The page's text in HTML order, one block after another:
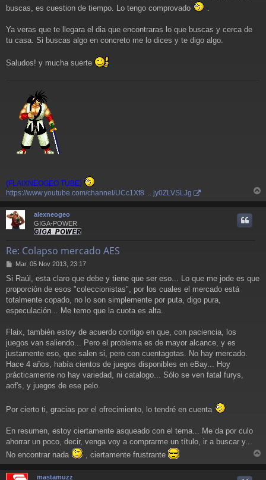
e
buscas, es cuestion de tiempo. Lo tengo comprovado
Ya veras que te llegara el dia que encontraras lo que buscas y cerca de
tu casa. Si buscas algo en concreto me lo dices y te digo algo.
Saludos! y mucha suerte
(FLAIXNEOGEO TUBE)
https://www.youtube.com/channel/UCc1Xf8 ... jy0ZLVSLJg
r
alexneogeo
GIGA-POWER
Re: Colapso mercado AES
M
n
s
a
j
e
Mar, 05 Nov 2013, 23:17
Si Raúl, esta claro que debe y tiene que ser eso... Lo que me jode es que
proporción de esos "coleccionistas", por los cuales el mercado está
totalmente copado, no lo son simplemente por puta, digo pura,
especulación... Me temo que la cuota es alta.
Flaix, también estoy de acuerdo contigo en que, con paciencia, los
juegos van saliendo... Pero el problema es de mayor alcance, y es
justamente eso, que salen si, pero con cuentagotas. No hay mercado.
Hace 4 años, había cientos de juegos disponibles en eBay... Hoy
prácticamente no hay variedad, ni catalogo... Sólo se ven fatal furys,
aof's, y juegos de ese pelo.
Por cierto ti, gracias por el ofrecimiento, lo tendré en cuenta
En resumen, estoy ciertamente asqueado con el tema... Me da por culo
ahorrar un poco, decir, venga voy a comprarme un título, ir a buscar y...
No encontrar nada
, ciertamente frustrante
r
mastamuzz